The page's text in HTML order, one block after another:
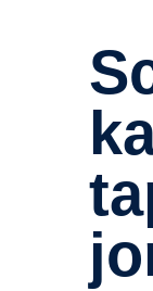
Scania ensie­sit­telee Fencer F1